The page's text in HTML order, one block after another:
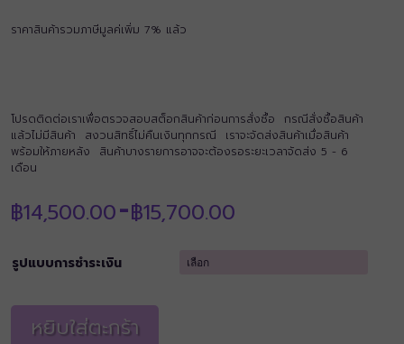
ราคาสินค้ารวมภาษีมูลค่เพิ่ม 7% แล้ว
โปรดติดต่อเราเพื่อตรวจสอบสต็อกสินค้าก่อนการสั่งซื้อ กรณีสั่งซื้อสินค้า
แล้วไม่มีสินค้า สงวนสิทธิ์ไม่คืนเงินทุกกรณี เราจะจัดส่งสินค้าเมื่อสินค้า
พร้อมให้ภายหลัง สินค้าบางรายการอาจจะต้องรอระยะเวลาจัดส่ง 5 - 6
เดือน
฿14,500.00–฿15,700.00
รูปแบบการชำระเงิน
หยิบใส่ตะกร้า